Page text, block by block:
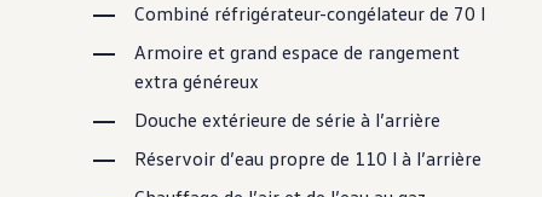
Combiné réfrigérateur-congélateur de 70 l
Armoire et grand espace de rangement
extra généreux
Douche extérieure de série à l’arrière
Réservoir d’eau propre de 110 l à l’arrière